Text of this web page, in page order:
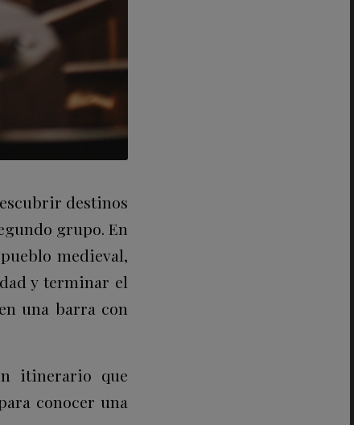
destinos
grupo. En
medieval,
y terminar el
una barra con
itinerario que
conocer una